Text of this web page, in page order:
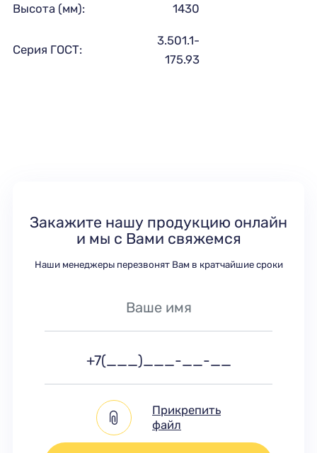
Высота (мм): 1430
Серия ГОСТ:
3.501.1-
175.93
Закажите нашу продукцию онлайн
и мы с Вами свяжемся
Наши менеджеры перезвонят Вам в кратчайшие сроки
Прикрепить
файл